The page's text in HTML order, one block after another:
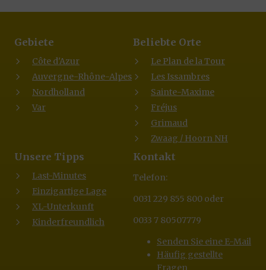
Gebiete
Côte d'Azur
Auvergne-Rhône-Alpes
Nordholland
Var
Beliebte Orte
Le Plan de la Tour
Les Issambres
Sainte-Maxime
Fréjus
Grimaud
Zwaag / Hoorn NH
Unsere Tipps
Last-Minutes
Einzigartige Lage
XL-Unterkunft
Kinderfreundlich
Kontakt
Telefon:
0031 229 855 800 oder
0033 7 80507779
Senden Sie eine E-Mail
Häufig gestellte
Fragen